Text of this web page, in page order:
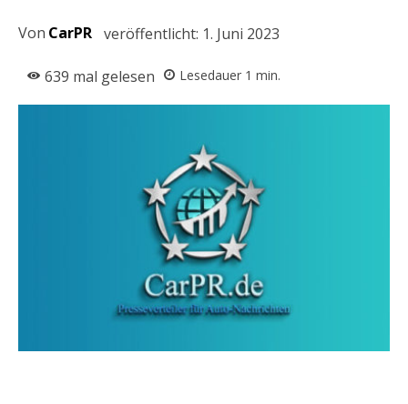
Von CarPR veröffentlicht: 1. Juni 2023
639 mal gelesen Lesedauer 1 min.